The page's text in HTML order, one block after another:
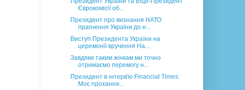
Єврокомісії об...
Президент про визнання НАТО
прагнення України до н...
Виступ Президента України на
церемонії вручення На...
Завдяки таким жінкам ми точно
отримаємо перемогу н...
Президент в інтерв'ю Financial Times:
Моє прохання...